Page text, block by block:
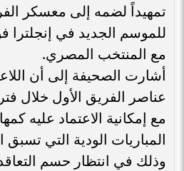
تمهيداً لضمه إلى معسكر
للموسم الجديد في إنجلترا
مع المنتخب المصري.
أشارت الصحيفة إلى أن
عناصر الفريق الأول خلال
مع إمكانية الاعتماد عليه
المباريات الودية التي
وذلك في انتظار حسم